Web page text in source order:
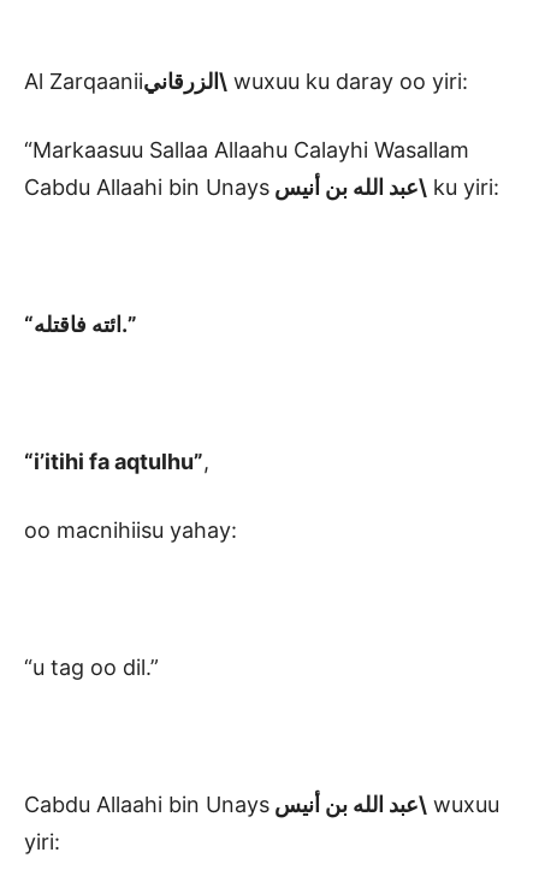
Al Zarqaanii الزرقاني\ wuxuu ku daray oo yiri:
“Markaasuu Sallaa Allaahu Calayhi Wasallam
Cabdu Allaahi bin Unays
عبد الله بن أنيس\ ku yiri:
“ائته فاقتله.”
“i’itihi fa aqtulhu”,
oo macnihiisu yahay:
“u tag oo dil.”
Cabdu Allaahi bin Unays عبد الله بن أنيس\ wuxuu
yiri: